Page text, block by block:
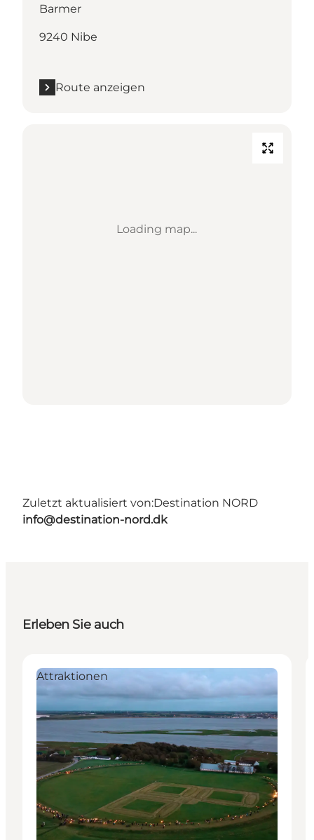
Barmer
9240 Nibe
Route anzeigen
Loading map...
Zuletzt aktualisiert von:Destination NORD
info@destination-nord.dk
Erleben Sie auch
Attraktionen